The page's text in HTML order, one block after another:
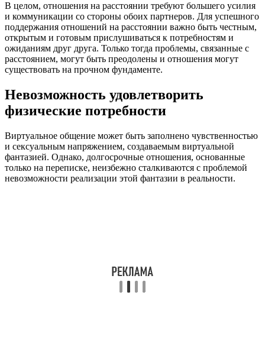
В целом, отношения на расстоянии требуют большего усилия
и коммуникации со стороны обоих партнеров. Для успешного
поддержания отношений на расстоянии важно быть честным,
открытым и готовым прислушиваться к потребностям и
ожиданиям друг друга. Только тогда проблемы, связанные с
расстоянием, могут быть преодолены и отношения могут
существовать на прочном фундаменте.
Невозможность удовлетворить
физические потребности
Виртуальное общение может быть заполнено чувственностью
и сексуальным напряжением, создаваемым виртуальной
фантазией. Однако, долгосрочные отношения, основанные
только на переписке, неизбежно сталкиваются с проблемой
невозможности реализации этой фантазии в реальности.